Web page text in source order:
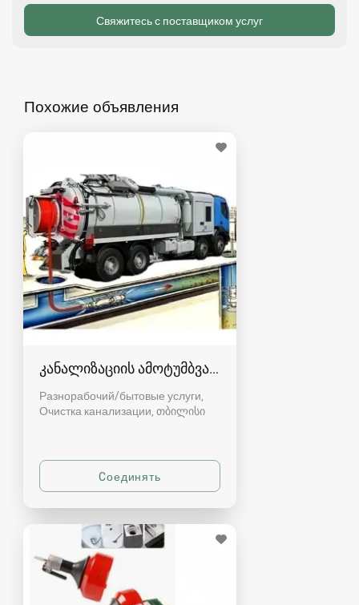
Похожие объявления
კანალიზაციის ამოტუმბვა, გაწმენდა
Разнорабочий/бытовые услуги,
Очистка канализации თბილისი